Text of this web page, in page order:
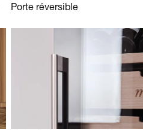
Porte réversible